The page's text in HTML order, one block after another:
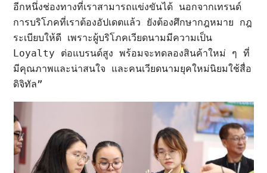
อีกหนึ่งช่องทางที่เราสามารถแข่งขันได้ นอกจากเทรนด์
การบริโภคที่เราต้องอัปเดตแล้ว ยังต้องศึกษากฎหมาย กฎ
ระเบียบให้ดี เพราะผู้บริโภคเวียดนามมีความเป็น
Loyalty ต่อแบรนด์สูง พร้อมจะทดลองสินค้าใหม่ ๆ ที่
มีคุณภาพและน่าสนใจ และคนเวียดนามยุคใหม่นิยมใช้สื่อ
ดิจิทัล”